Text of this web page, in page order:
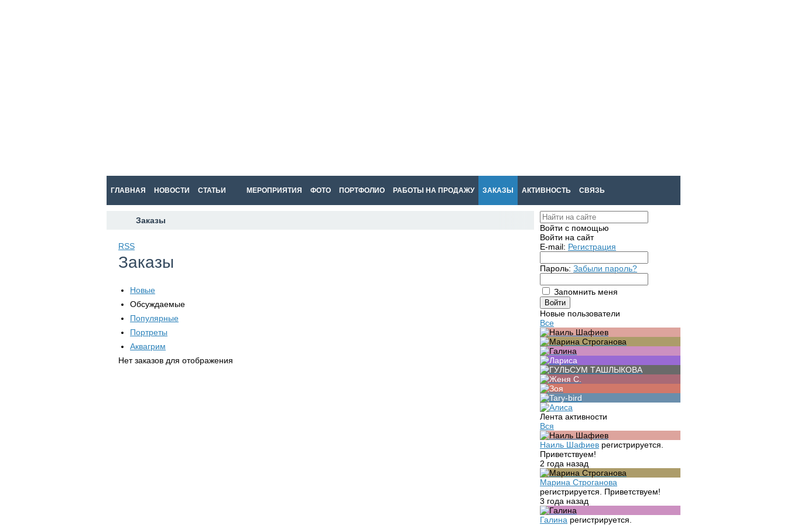
ГЛАВНАЯ НОВОСТИ СТАТЬИ МЕРОПРИЯТИЯ ФОТО ПОРТФОЛИО РАБОТЫ НА ПРОДАЖУ ЗАКАЗЫ АКТИВНОСТЬ СВЯЗЬ
Заказы
RSS
Заказы
Новые
Обсуждаемые
Популярные
Портреты
Аквагрим
Нет заказов для отображения
Войти с помощью
Войти на сайт
E-mail: Регистрация
Пароль: Забыли пароль?
Запомнить меня
Новые пользователи
Все
Лента активности
Вся
Наиль Шафиев регистрируется.
Приветствуем!
2 года назад
Марина Строганова
регистрируется. Приветствуем!
3 года назад
Галина регистрируется.